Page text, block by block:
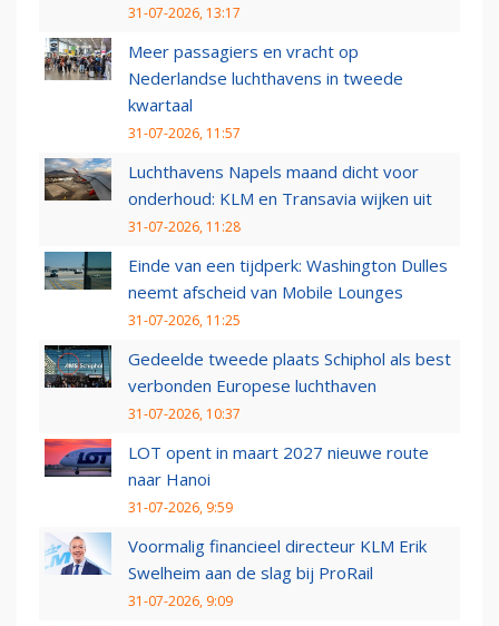
31-07-2026, 13:17
Meer passagiers en vracht op
Nederlandse luchthavens in tweede
kwartaal
31-07-2026, 11:57
Luchthavens Napels maand dicht voor
onderhoud: KLM en Transavia wijken uit
31-07-2026, 11:28
Einde van een tijdperk: Washington Dulles
neemt afscheid van Mobile Lounges
31-07-2026, 11:25
Gedeelde tweede plaats Schiphol als best
verbonden Europese luchthaven
31-07-2026, 10:37
LOT opent in maart 2027 nieuwe route
naar Hanoi
31-07-2026, 9:59
Voormalig financieel directeur KLM Erik
Swelheim aan de slag bij ProRail
31-07-2026, 9:09